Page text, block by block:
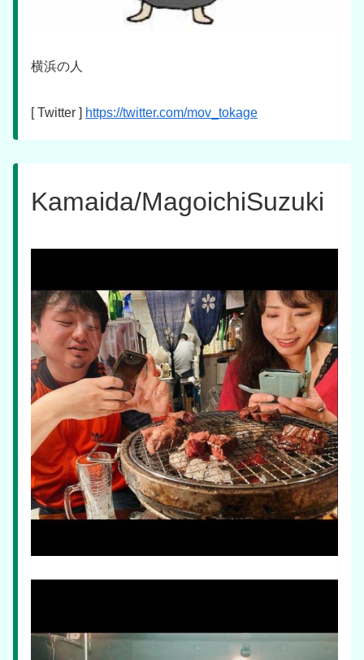
横浜の人
[ Twitter ] https://twitter.com/mov_tokage
Kamaida/MagoichiSuzuki